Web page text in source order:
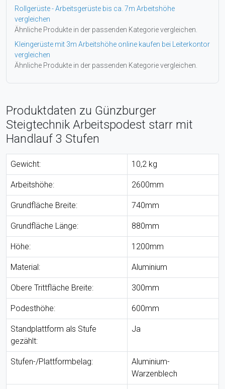
Rollgerüste - Arbeitsgerüste bis ca. 7m Arbeitshöhe
vergleichen
Ähnliche Produkte in der passenden Kategorie vergleichen.
Kleingerüste mit 3m Arbeitshöhe online kaufen bei Leiterkontor
vergleichen
Ähnliche Produkte in der passenden Kategorie vergleichen.
Produktdaten zu Günzburger
Steigtechnik Arbeitspodest starr mit
Handlauf 3 Stufen
Gewicht: 10,2 kg
Arbeitshöhe: 2600mm
Grundfläche Breite: 740mm
Grundfläche Länge: 880mm
Höhe: 1200mm
Material: Aluminium
Obere Trittfläche Breite: 300mm
Podesthöhe: 600mm
Standplattform als Stufe
gezählt:
Ja
Stufen-/Plattformbelag:
Aluminium-
Warzenblech